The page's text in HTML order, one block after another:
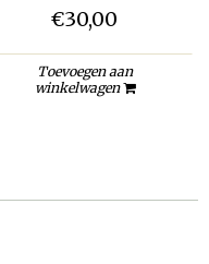
€30,00
Toevoegen aan
winkelwagen